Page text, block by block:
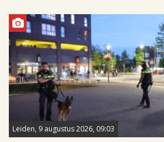
Leiden, 9 augustus 2026, 09:03